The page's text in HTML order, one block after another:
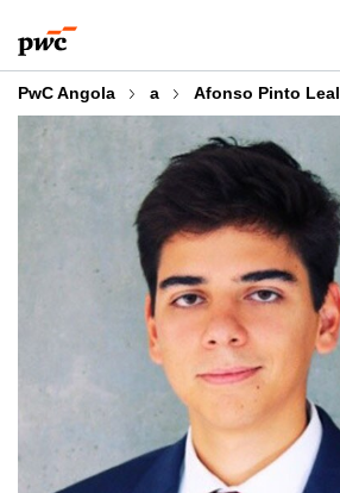
to
content
to
footer
PwC Angola a Afonso Pinto Leal